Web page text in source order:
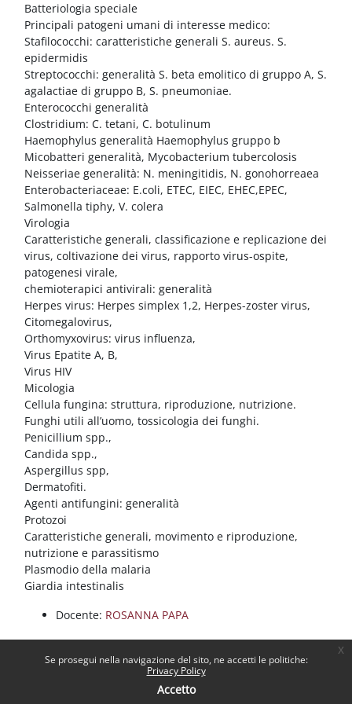
Vai al contenuto principale
Se prosegui nella navigazione del sito, ne accetti le politiche:
Privacy Policy
Accetto
x
Blocchi
Batteriologia speciale
Principali patogeni umani di interesse medico:
Stafilococchi: caratteristiche generali S. aureus. S.
epidermidis
Streptococchi: generalità S. beta emolitico di gruppo A, S.
agalactiae di gruppo B, S. pneumoniae.
Enterococchi generalità
Clostridium: C. tetani, C. botulinum
Haemophylus generalità Haemophylus gruppo b
Micobatteri generalità, Mycobacterium tubercolosis
Neisseriae generalità: N. meningitidis, N. gonohorreaea
Enterobacteriaceae: E.coli, ETEC, EIEC, EHEC,EPEC,
Salmonella tiphy, V. colera
Virologia
Caratteristiche generali, classificazione e replicazione dei
virus, coltivazione dei virus, rapporto virus-ospite,
patogenesi virale,
chemioterapici antivirali: generalità
Herpes virus: Herpes simplex 1,2, Herpes-zoster virus,
Citomegalovirus,
Orthomyxovirus: virus influenza,
Virus Epatite A, B,
Virus HIV
Micologia
Cellula fungina: struttura, riproduzione, nutrizione.
Funghi utili all’uomo, tossicologia dei funghi.
Penicillium spp.,
Candida spp.,
Aspergillus spp,
Dermatofiti.
Agenti antifungini: generalità
Protozoi
Caratteristiche generali, movimento e riproduzione,
nutrizione e parassitismo
Plasmodio della malaria
Giardia intestinalis
Docente: ROSANNA PAPA